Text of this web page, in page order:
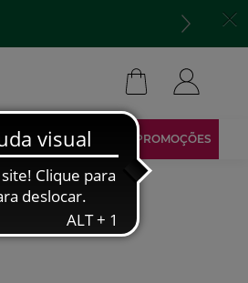
ÁREA RESERVADA PROMOÇÕES